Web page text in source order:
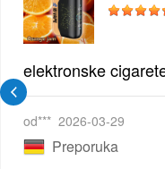
| Elegantna Voćna
elektronske
od*** 2026-03-29
Preporuka